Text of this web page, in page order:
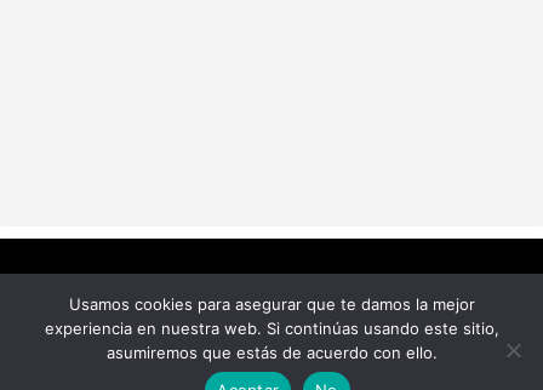
Política de Privacidad
Usamos cookies para asegurar que te damos la mejor
experiencia en nuestra web. Si continúas usando este sitio,
asumiremos que estás de acuerdo con ello.